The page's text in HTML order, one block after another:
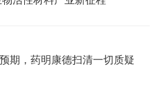
期，药明康德扫清一切质疑